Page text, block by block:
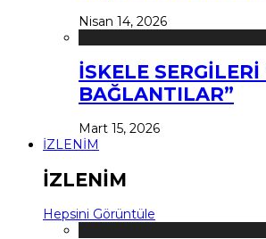
Nisan 14, 2026
İSKELE SERGİLERİ
BAĞLANTILAR”
Mart 15, 2026
İZLENİM
İZLENİM
Hepsini Görüntüle